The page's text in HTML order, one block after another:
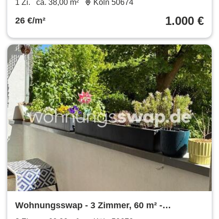
1 Zi. ca. 38,00 m² Köln 50674
26 €/m² 1.000 €
Wohnungsswap - 3 Zimmer, 60 m² -